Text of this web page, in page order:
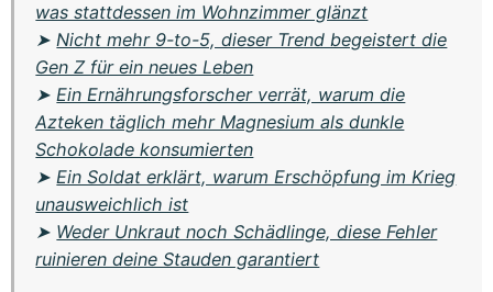
was stattdessen im Wohnzimmer glänzt
➤Nicht mehr 9-to-5, dieser Trend begeistert die
Gen Z für ein neues Leben
➤Ein Ernährungsforscher verrät, warum die
Azteken täglich mehr Magnesium als dunkle
Schokolade konsumierten
➤Ein Soldat erklärt, warum Erschöpfung im Krieg
unausweichlich ist
➤ Weder Unkraut noch Schädlinge, diese Fehler
ruinieren deine Stauden garantiert